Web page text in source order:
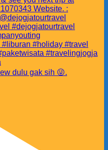
dulu gak sih 😜.